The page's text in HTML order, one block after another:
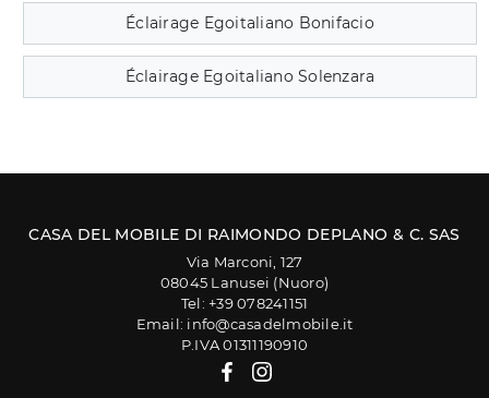
Éclairage Egoitaliano Bonifacio
Éclairage Egoitaliano Solenzara
CASA DEL MOBILE DI RAIMONDO DEPLANO & C. SAS
Via Marconi, 127
08045 Lanusei (Nuoro)
Tel: +39 078241151
Email: info@casadelmobile.it
P.IVA 01311190910